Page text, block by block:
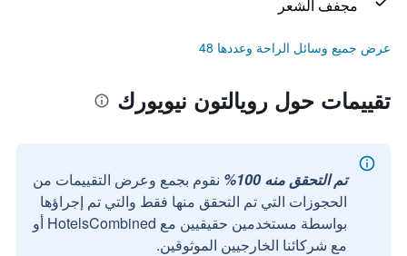
مجفف الشعر
عرض جميع وسائل الراحة وعددها 48
تقييمات حول رويالتون نيويورك
تم التحقق منه 100%
نقوم بجمع وعرض التقييمات من
الحجوزات التي تم التحقق منها فقط والتي تم إجراؤها
بواسطة مستخدمين حقيقيين مع HotelsCombined أو
مع شركائنا الخارجيين الموثوقين.